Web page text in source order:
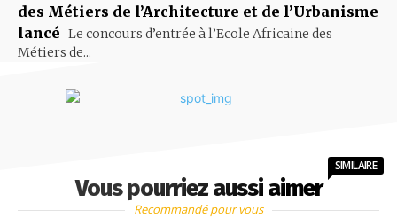
des Métiers de l’Architecture et de l’Urbanisme
lancé Le concours d’entrée à l’Ecole Africaine des
Métiers de...
Vous pourriez aussi aimer
SIMILAIRE
Recommandé pour vous